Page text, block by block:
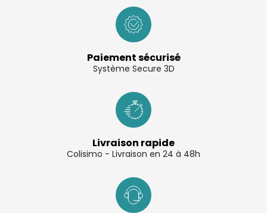
Paiement sécurisé
Système Secure 3D
Livraison rapide
Colisimo - Livraison en 24 à 48h